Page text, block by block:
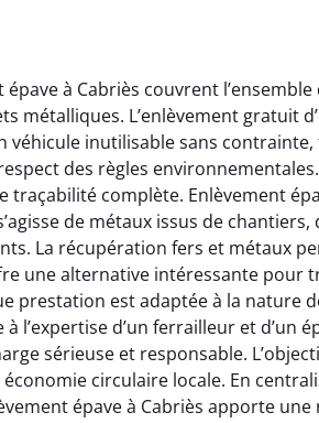
à Cabriès couvrent l’ensemble
métalliques. L’enlèvement gratuit
inutilisable sans
des règles
traçabilité complète. Enlèvement
de métaux issus de chantiers,
La récupération fers et métaux
une alternative intéressante pour
prestation est adaptée à la nature
l’expertise d’un ferrailleur et d’un
sérieuse et responsable.
circulaire locale. En
épave à Cabriès apporte